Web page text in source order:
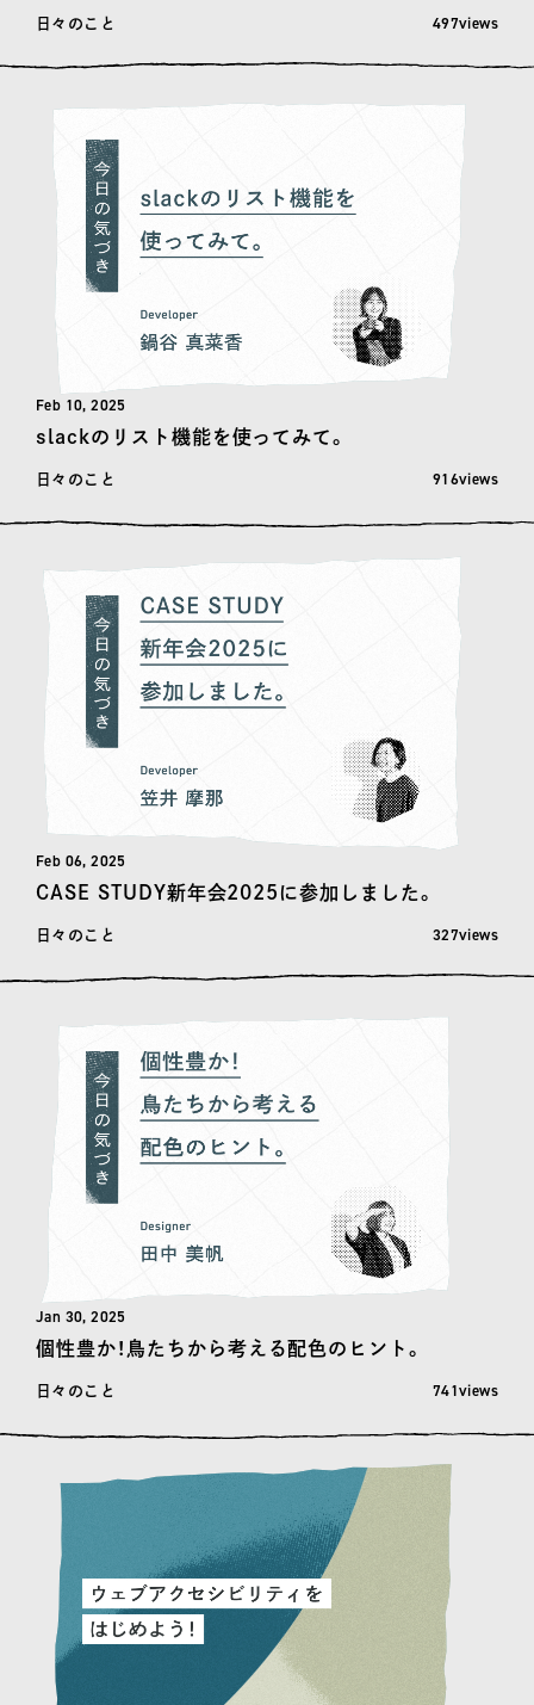
日々のこと 閲覧数: 497
497views
Feb 10, 2025
slackのリスト機能を使ってみて。
日々のこと 閲覧数: 916
916views
Feb 06, 2025
CASE STUDY新年会2025に参加しました。
日々のこと 閲覧数: 327
327views
Jan 30, 2025
個性豊か！鳥たちから考える配色のヒント。
日々のこと 閲覧数: 741
741views